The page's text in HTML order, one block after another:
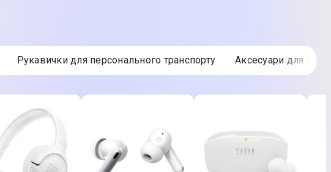
від представленого на фото, характеристики та комплектація
виробником. Подробиці уточнюйте у менеджера
Рукавички для персонального транспорту Аксесуари для